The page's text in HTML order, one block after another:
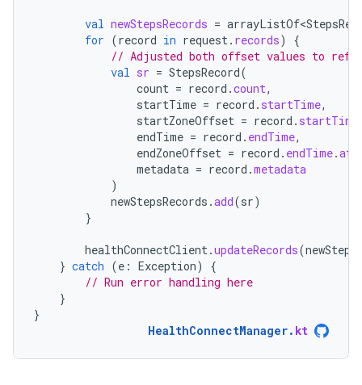
val newStepsRecords =
for (record in request. records)
{
// Adjusted both offset values to
val sr = StepsRecord(
count = record .count,
startTime = record . startTime,
startZoneOffset = record . startTime
endTime = record . endTime,
endZoneOffset = record . endTime.
metadata = record .metadata
)
newStepsRecords .add(sr)
}
healthConnectClient.updateRecords(
} catch (e : Exception)
{
// Run error handling here
}
}
HealthConnectManager. kt